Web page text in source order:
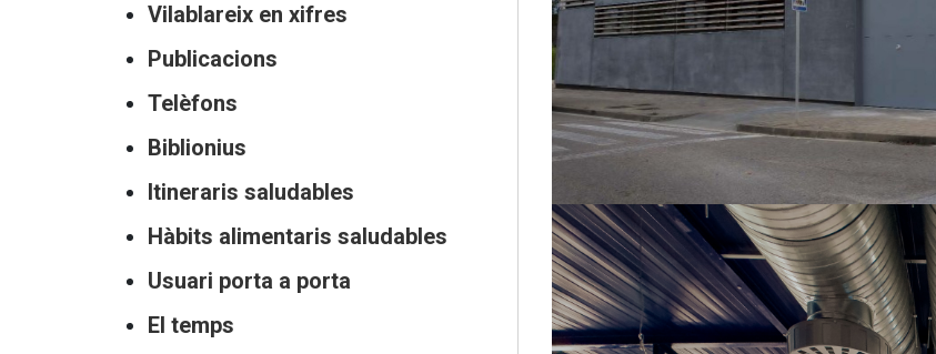
Vilablareix en xifres
Publicacions
Telèfons
Biblionius
Itineraris saludables
Hàbits alimentaris saludables
Usuari porta a porta
El temps